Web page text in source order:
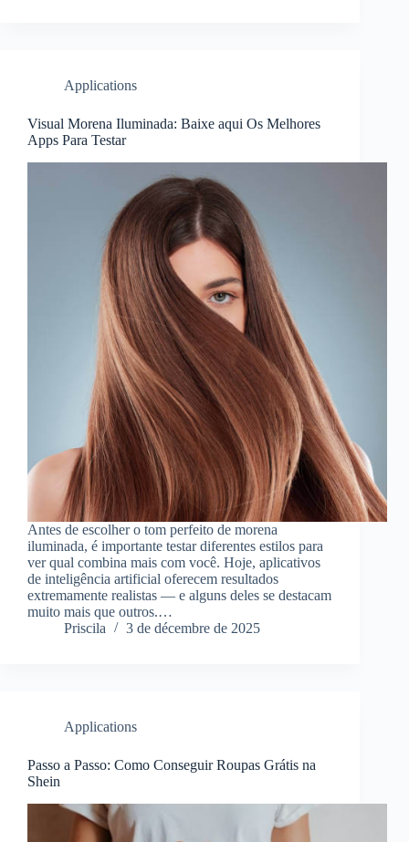
Applications
Visual Morena Iluminada: Baixe aqui Os Melhores
Apps Para Testar
Antes de escolher o tom perfeito de morena
iluminada, é importante testar diferentes estilos para
ver qual combina mais com você. Hoje, aplicativos
de inteligência artificial oferecem resultados
extremamente realistas — e alguns deles se destacam
muito mais que outros.…
Priscila
3 de décembre de 2025
Applications
Passo a Passo: Como Conseguir Roupas Grátis na
Shein